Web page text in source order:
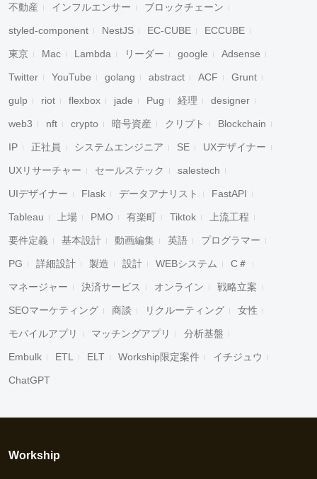
不動産 インフルエンサー ブロックチェーン
styled-component NestJS EC-CUBE ECCUBE
東京 Mac Lambda リーダー google Adsense
Twitter YouTube golang abstract ACF Grunt
gulp riot flexbox jade Pug 経理 designer
web3 nft crypto 暗号資産 クリプト Blockchain
IP 正社員 システムエンジニア SE UXデザイナー
UXリサーチャー セールステック salestech
UIデザイナー Flask データアナリスト FastAPI
Tableau 上場 PMO 有楽町 Tiktok 上流工程
要件定義 基本設計 動画編集 英語 プログラマー
PG 詳細設計 製造 設計 WEBシステム C＃
マネージャー 決済サービス オンライン 戦略立案
SEOマーケティング 商談 リクルーティング 女性
モバイルアプリ マッチングアプリ 分析基盤
Embulk ETL ELT Workship限定案件 イチジュウ
ChatGPT
Workship